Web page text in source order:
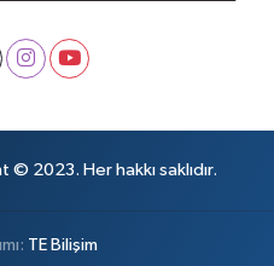
© 2023. Her hakkı saklıdır.
TE Bilişim